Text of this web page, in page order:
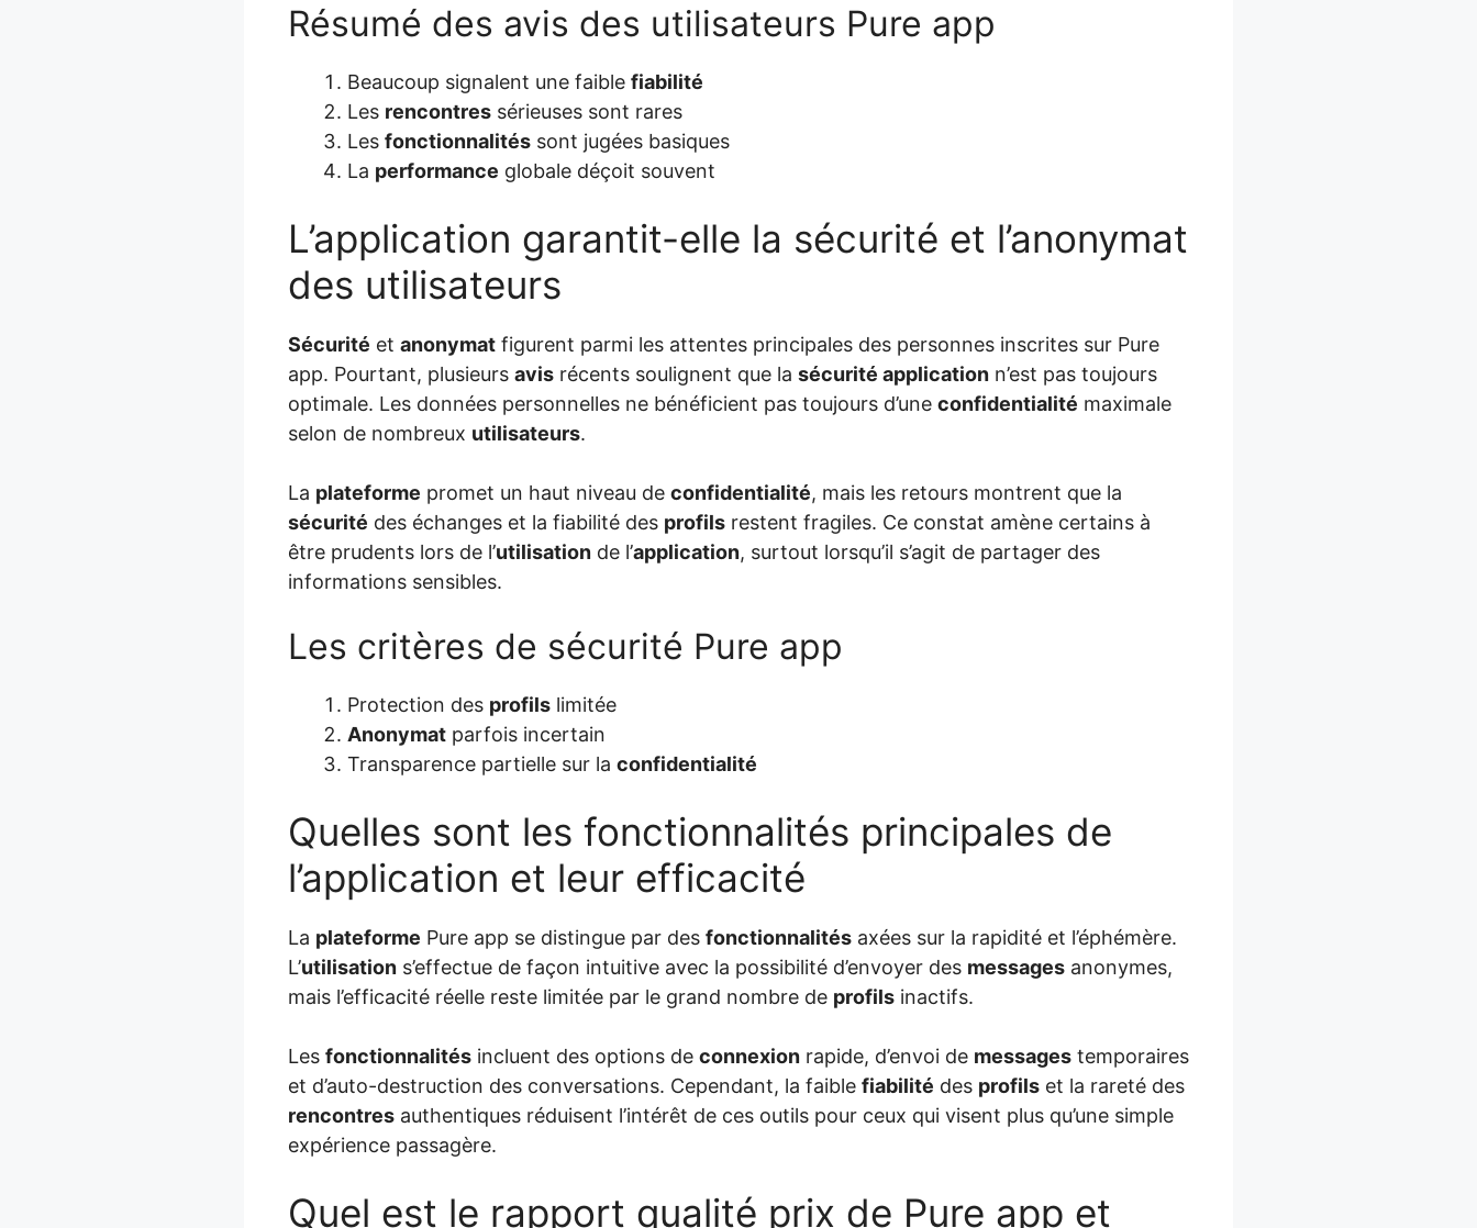
Résumé des avis des utilisateurs Pure app
Beaucoup signalent une faible fiabilité
Les rencontres sérieuses sont rares
Les fonctionnalités sont jugées basiques
La performance globale déçoit souvent
L’application garantit-elle la sécurité et l’anonymat
des utilisateurs
Sécurité et anonymat figurent parmi les attentes principales des personnes inscrites sur Pure
app. Pourtant, plusieurs avis récents soulignent que la sécurité application n’est pas toujours
optimale. Les données personnelles ne bénéficient pas toujours d’une confidentialité maximale
selon de nombreux utilisateurs.
La plateforme promet un haut niveau de confidentialité, mais les retours montrent que la
sécurité des échanges et la fiabilité des profils restent fragiles. Ce constat amène certains à
être prudents lors de l’utilisation de l’application, surtout lorsqu’il s’agit de partager des
informations sensibles.
Les critères de sécurité Pure app
Protection des profils limitée
Anonymat parfois incertain
Transparence partielle sur la confidentialité
Quelles sont les fonctionnalités principales de
l’application et leur efficacité
La plateforme Pure app se distingue par des fonctionnalités axées sur la rapidité et l’éphémère.
L’utilisation s’effectue de façon intuitive avec la possibilité d’envoyer des messages anonymes,
mais l’efficacité réelle reste limitée par le grand nombre de profils inactifs.
Les fonctionnalités incluent des options de connexion rapide, d’envoi de messages temporaires
et d’auto-destruction des conversations. Cependant, la faible fiabilité des profils et la rareté des
rencontres authentiques réduisent l’intérêt de ces outils pour ceux qui visent plus qu’une simple
expérience passagère.
Quel est le rapport qualité prix de Pure app et